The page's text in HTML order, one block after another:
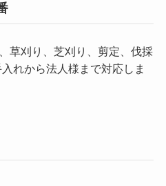
草刈り、芝刈り、剪定、伐採
れから法人様まで対応しま